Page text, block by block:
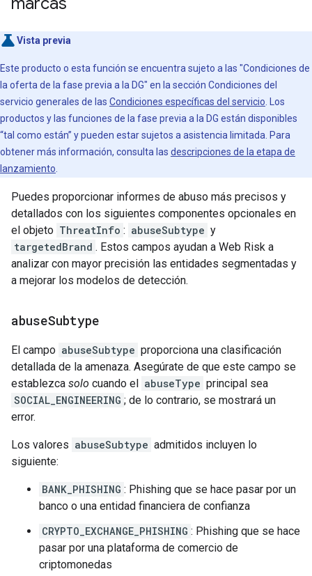
Vista previa
Este producto o esta función se encuentra sujeto a las "Condiciones de
la oferta de la fase previa a la DG" en la sección Condiciones del
servicio generales de las Condiciones específicas del servicio . Los
productos y las funciones de la fase previa a la DG están disponibles
“tal como están” y pueden estar sujetos a asistencia limitada. Para
obtener más información, consulta las descripciones de la etapa de
lanzamiento
Puedes proporcionar informes de abuso más precisos y
detallados con los siguientes componentes opcionales en
el objeto ThreatInfo : abuseSubtype y
targetedBrand . Estos campos ayudan a Web Risk a
analizar con mayor precisión las entidades segmentadas y
a mejorar los modelos de detección.
abuseSubtype
El campo abuseSubtype proporciona una clasificación
detallada de la amenaza. Asegúrate de que este campo se
establezca solo cuando el abuseType principal sea
SOCIAL_ENGINEERING ; de lo contrario, se mostrará un
error.
Los valores abuseSubtype admitidos incluyen lo
siguiente:
BANK_PHISHING : Phishing que se hace pasar por un
banco o una entidad financiera de confianza
CRYPTO_EXCHANGE_PHISHING : Phishing que se hace
pasar por una plataforma de comercio de
criptomonedas